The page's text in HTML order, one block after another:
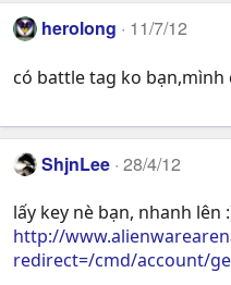
herolong 11/7/12
có battle tag ko bạn,mình
ShjnLee 28/4/12
lấy key nè bạn, nhanh lên
http://
redirect=/cmd/account/